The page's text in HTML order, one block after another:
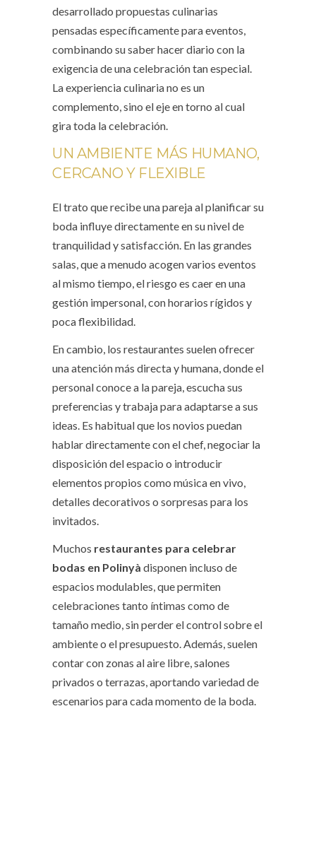
desarrollado propuestas culinarias
pensadas específicamente para eventos,
combinando su saber hacer diario con la
exigencia de una celebración tan especial.
La experiencia culinaria no es un
complemento, sino el eje en torno al cual
gira toda la celebración.
UN AMBIENTE MÁS HUMANO,
CERCANO Y FLEXIBLE
El trato que recibe una pareja al planificar su
boda influye directamente en su nivel de
tranquilidad y satisfacción. En las grandes
salas, que a menudo acogen varios eventos
al mismo tiempo, el riesgo es caer en una
gestión impersonal, con horarios rígidos y
poca flexibilidad.
En cambio, los restaurantes suelen ofrecer
una atención más directa y humana, donde el
personal conoce a la pareja, escucha sus
preferencias y trabaja para adaptarse a sus
ideas. Es habitual que los novios puedan
hablar directamente con el chef, negociar la
disposición del espacio o introducir
elementos propios como música en vivo,
detalles decorativos o sorpresas para los
invitados.
Muchos restaurantes para celebrar
bodas en Polinyà disponen incluso de
espacios modulables, que permiten
celebraciones tanto íntimas como de
tamaño medio, sin perder el control sobre el
ambiente o el presupuesto. Además, suelen
contar con zonas al aire libre, salones
privados o terrazas, aportando variedad de
escenarios para cada momento de la boda.